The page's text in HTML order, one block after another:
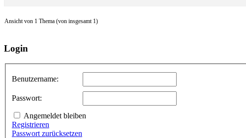
Ansicht von 1 Thema (von insgesamt 1)
Login
Benutzername:
Passwort:
Angemeldet bleiben
Registrieren
Passwort zurücksetzen